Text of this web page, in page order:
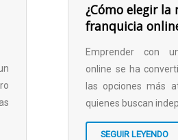
¿Cómo elegir la
franquicia
Emprender con
online se ha
las opciones más
quienes buscan
SEGUIR LEYENDO